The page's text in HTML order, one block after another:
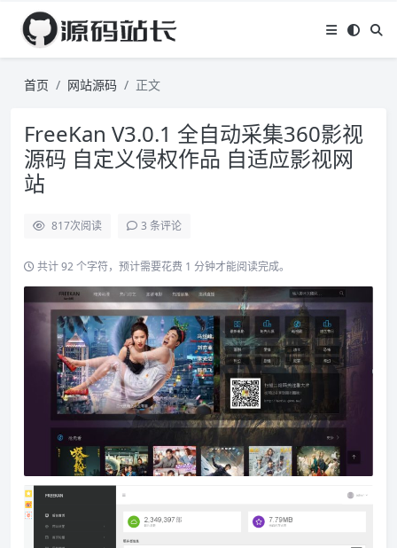
首页 网站源码 正文
FreeKan V3.0.1 全自动采集360影视
源码 自定义侵权作品 自适应影视网
站
817次阅读 3 条评论
共计 92 个字符，预计需要花费 1 分钟才能阅读完成。